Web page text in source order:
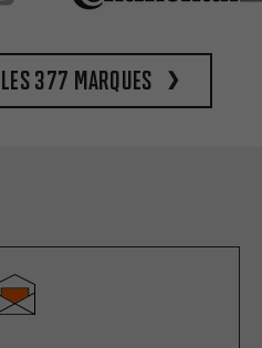
377 marques